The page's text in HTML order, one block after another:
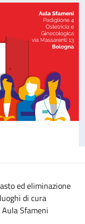
ed eliminazione
di cura
Sfameni